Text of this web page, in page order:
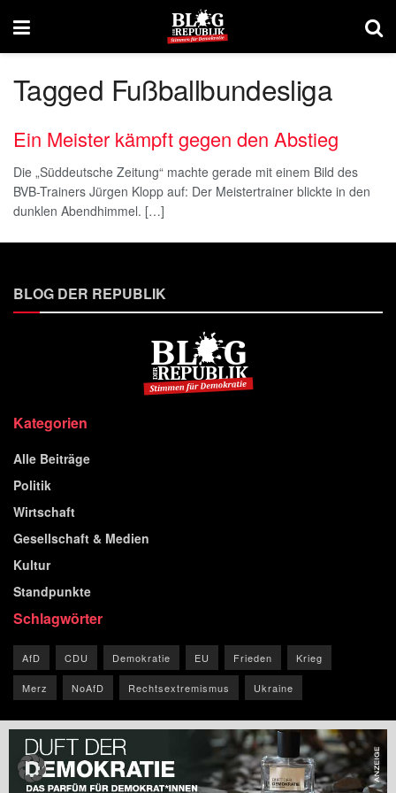
Tagged Fußballbundesliga
Ein Meister kämpft gegen den Abstieg
Die „Süddeutsche Zeitung“ machte gerade mit einem Bild des
BVB-Trainers Jürgen Klopp auf: Der Meistertrainer blickte in den
dunklen Abendhimmel. […]
BLOG DER REPUBLIK
Kategorien
Alle Beiträge
Politik
Wirtschaft
Gesellschaft & Medien
Kultur
Standpunkte
Schlagwörter
AfD CDU Demokratie EU Frieden Krieg
Merz NoAfD Rechtsextremismus Ukraine
© 2026 Blog der Republik.